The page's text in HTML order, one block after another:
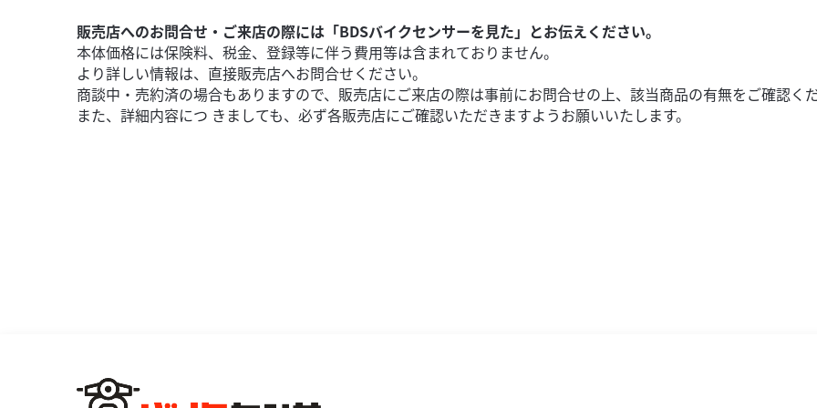
販売店へのお問合せ・ご来店の際には「BDSバイクセンサーを見た」とお伝えください。
本体価格には保険料、税金、登録等に伴う費用等は含まれておりません。
より詳しい情報は、直接販売店へお問合せください。
商談中・売約済の場合もありますので、販売店にご来店の際は事前にお問合せの上、該当商品の有無をご確認く
また、詳細内容につ きましても、必ず各販売店にご確認いただきますようお願いいたします。